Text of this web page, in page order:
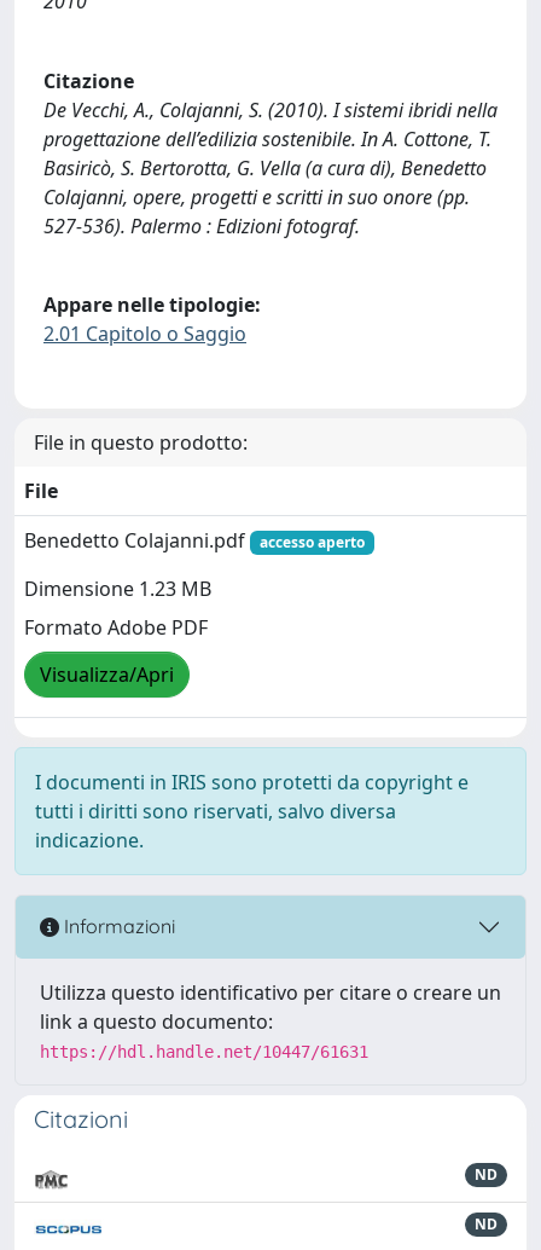
Citazione
De Vecchi, A., Colajanni, S. (2010). I sistemi ibridi nella
progettazione dell’edilizia sostenibile. In A. Cottone, T.
Basiricò, S. Bertorotta, G. Vella (a cura di), Benedetto
Colajanni, opere, progetti e scritti in suo onore (pp.
527-536). Palermo : Edizioni fotograf.
Appare nelle tipologie:
2.01 Capitolo o Saggio
File in questo prodotto:
File
Benedetto Colajanni.pdf
accesso aperto
Dimensione 1.23 MB
Formato Adobe PDF
Visualizza/Apri
I documenti in IRIS sono protetti da copyright e
tutti i diritti sono riservati, salvo diversa
indicazione.
Informazioni
Utilizza questo identificativo per citare o creare un
link a questo documento:
https://hdl.handle.net/10447/61631
Citazioni
ND
ND